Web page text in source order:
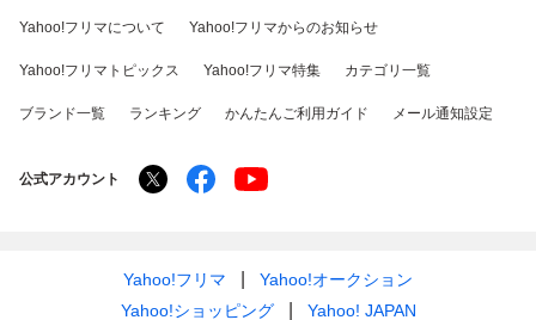
Yahoo!フリマについて Yahoo!フリマからのお知らせ
Yahoo!フリマトピックス Yahoo!フリマ特集 カテゴリ一覧
ブランド一覧 ランキング かんたんご利用ガイド メール通知設定
公式アカウント
Yahoo!フリマ
Yahoo!オークション
Yahoo!ショッピング
Yahoo! JAPAN